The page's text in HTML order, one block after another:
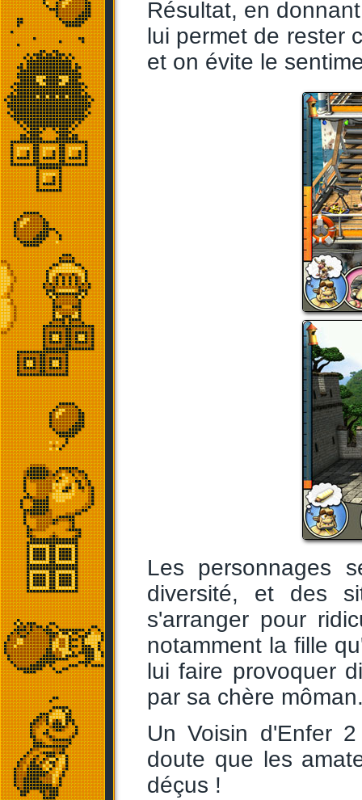
Résultat, en
lui permet de rester
et on évite le
Les personnages
diversité, et des
s'arranger pour
notamment la fille
lui faire provoquer
par sa chère
Un Voisin d'Enfer
doute que les
déçus !